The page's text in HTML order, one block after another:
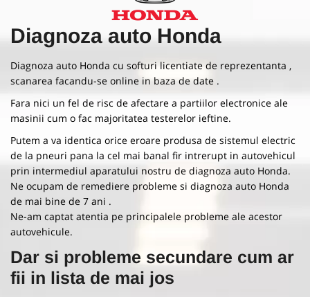
Diagnoza auto Honda
Diagnoza auto Honda cu softuri licentiate de reprezentanta ,
scanarea facandu-se online in baza de date .
Fara nici un fel de risc de afectare a partiilor electronice ale
masinii cum o fac majoritatea testerelor ieftine.
Putem a va identica orice eroare produsa de sistemul electric
de la pneuri pana la cel mai banal fir intrerupt in autovehicul
prin intermediul aparatului nostru de diagnoza auto Honda.
Ne ocupam de remediere probleme si diagnoza auto Honda
de mai bine de 7 ani .
Ne-am captat atentia pe principalele probleme ale acestor
autovehicule.
Dar si probleme secundare cum ar
fii in lista de mai jos